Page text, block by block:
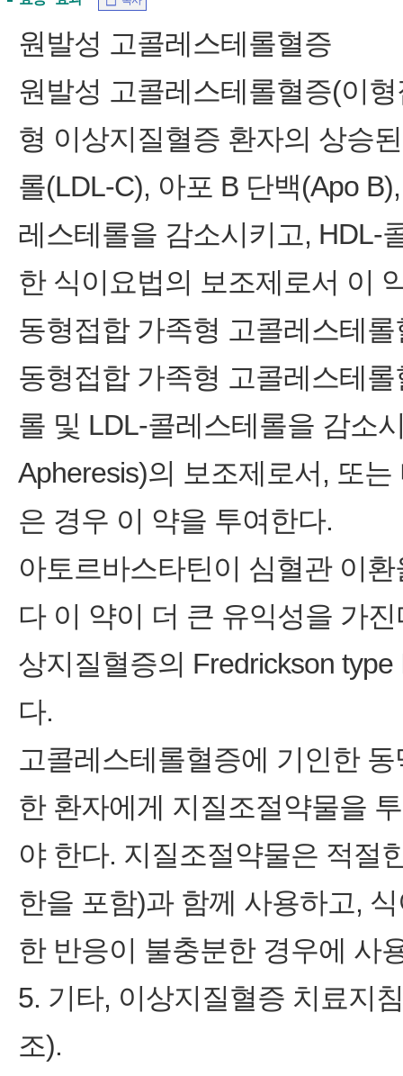
원발성 고콜레스테롤혈증
원발성 고콜레스테롤혈증(이
형 이상지질혈증 환자의 상승
롤(LDL-C), 아포 B 단백(Apo
레스테롤을 감소시키고, HDL-
한 식이요법의 보조제로서 이
동형접합 가족형 고콜레스테
동형접합 가족형 고콜레스테
롤 및 LDL-콜레스테롤을 감소
Apheresis)의 보조제로서, 또
은 경우 이 약을 투여한다.
아토르바스타틴이 심혈관 이
다 이 약이 더 큰 유익성을 가
상지질혈증의 Fredrickson
다.
고콜레스테롤혈증에 기인한
한 환자에게 지질조절약물을
야 한다. 지질조절약물은 적절
한을 포함)과 함께 사용하고,
한 반응이 불충분한 경우에 사
5. 기타, 이상지질혈증 치료지
조).